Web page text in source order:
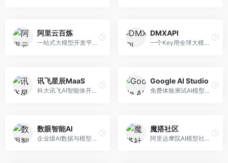
阿里云百炼
一站式大模型开发平台，深度整合阿里云服务。面向企业开发者和AI团队，提供模型训练、微调、部署、应用开发等全流程服务，企业级功能完善。
DMXAPI
一个Key用全球大模型的聚合平台。面向开发者，提供多模型统一API、简化接入、成本控制等服务，接入便捷。
讯飞星辰MaaS
科大讯飞AI智能体开发平台，专注于企业级模型服务。面向企业用户，提供模型调用、智能体创建、行业解决方案等服务，中文能力突出。
Google AI Studio
免费体验测试AI模型的平台，深度整合Google生态。面向开发者和研究者，提供Gemini模型体验、API密钥管理、提示词测试等服务，免费使用。
数眼智能AI
企业级AI数据与模型服务平台，专注于数据驱动AI。面向企业用户，提供数据管理、模型训练、部署服务等，数据治理能力强。
魔搭社区
阿里达摩院AI模型社区，专注于中文AI生态。面向中文开发者，提供开源模型、数据集、开发工具等资源，中文模型丰富。